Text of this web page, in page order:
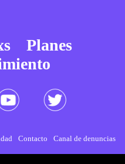
Planes
Contacto Canal de denuncias